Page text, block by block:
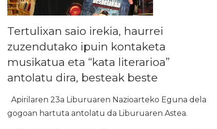
Tertulixan saio irekia, haurrei
zuzendutako ipuin kontaketa
musikatua eta “kata literarioa”
antolatu dira, besteak beste
Apirilaren 23a Liburuaren Nazioarteko Eguna dela
gogoan hartuta antolatu da Liburuaren Astea.